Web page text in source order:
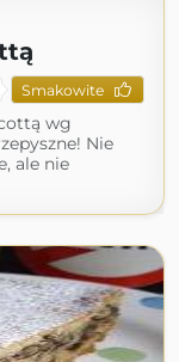
Smakowite
wg
Nie
ale nie